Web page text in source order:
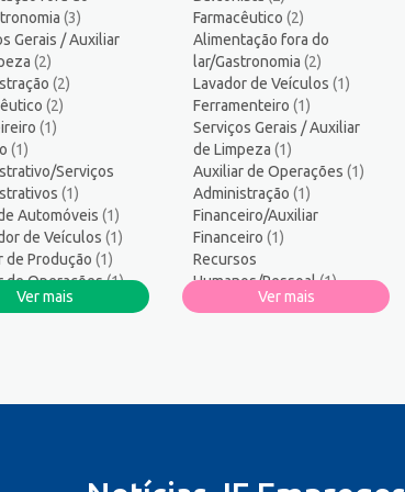
de Educação Infantil
1
1
1
Humanos/Pessoal
3
do Trabalho
2
Diversos
1
técnico de TI
1
Informática
1
(3)
Gerais / Auxiliar
(2)
(2)
(2)
(1)
(1)
Serviços
(1)
Automóveis (1)
de Veículos (1)
de Produção (1)
de Operações(1)
Ver mais
Farmacêutico (2)
Alimentação fora do
lar/Gastronomia (2)
Lavador de Veículos (1)
Ferramenteiro (1)
Serviços Gerais / Auxiliar
de Limpeza (1)
Auxiliar de Operações (1)
Administração (1)
Financeiro/Auxiliar
Financeiro (1)
Recursos
Humanos/Pessoal(1)
Serralheiro(1)
Ver mais